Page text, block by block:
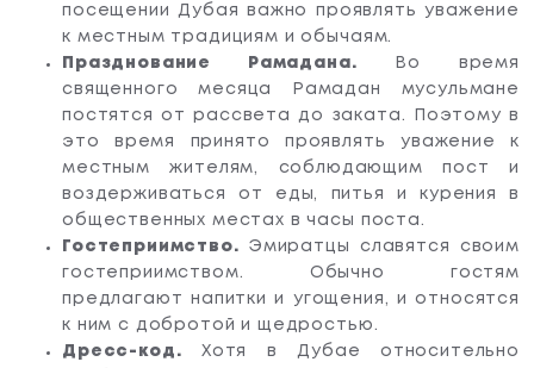
посещении Дубая важно проявлять уважение
к местным традициям и обычаям.
Празднование Рамадана. Во время
священного месяца Рамадан мусульмане
постятся от рассвета до заката. Поэтому в
это время принято проявлять уважение к
местным жителям, соблюдающим пост и
воздерживаться от еды, питья и курения в
общественных местах в часы поста.
Гостеприимство. Эмиратцы славятся своим
гостеприимством. Обычно гостям
предлагают напитки и угощения, и относятся
к ним с добротой и щедростью.
Дресс-код. Хотя в Дубае относительно